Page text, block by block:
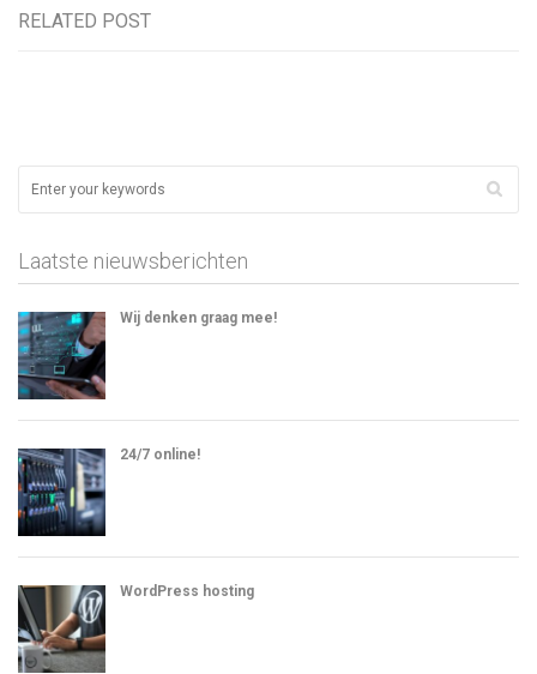
RELATED POST
Laatste nieuwsberichten
Wij denken graag mee!
24/7 online!
WordPress hosting